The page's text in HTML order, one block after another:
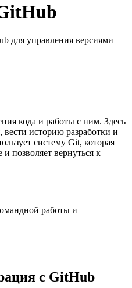
для управления версиями
кода и работы с ним. Здесь
историю разработки и
систему Git, которая
и позволяет вернуться к
работы и
с GitHub